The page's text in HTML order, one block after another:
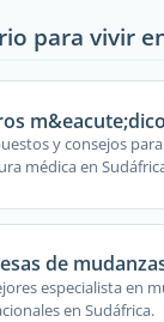
para vivir
y consejos
médica en
de
especialista en
en Sudáfrica.